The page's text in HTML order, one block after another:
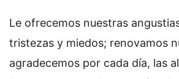
Le ofrecemos nuestras
tristezas y miedos; renovamos
agradecemos por cada día, las